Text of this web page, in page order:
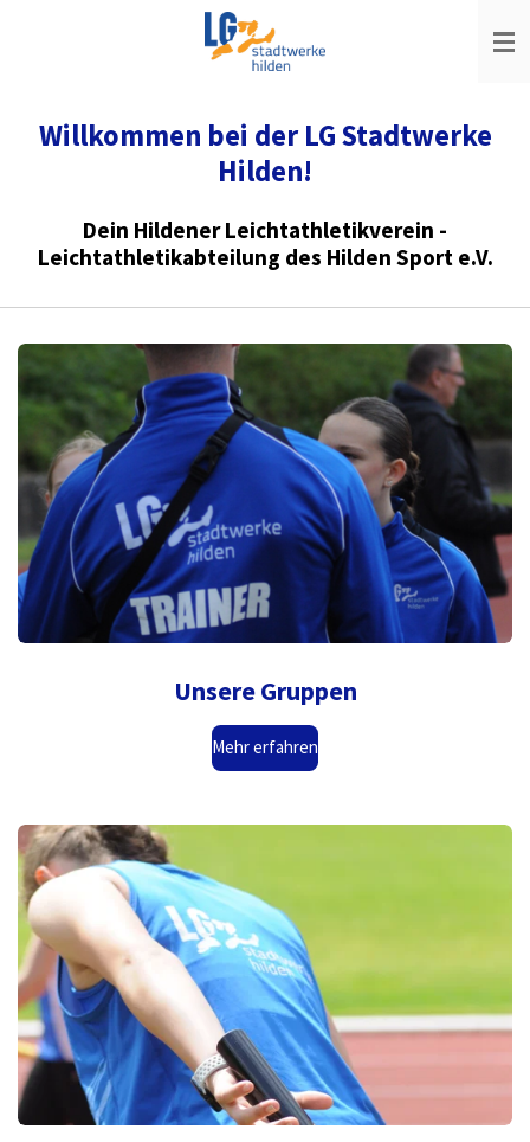
Willkommen bei der LG Stadtwerke
Hilden!
Dein Hildener Leichtathletikverein -
Leichtathletikabteilung des Hilden Sport e.V.
Unsere Gruppen
Mehr erfahren